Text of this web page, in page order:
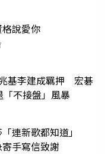
說愛你
基李建成羈押 宏碁
不接盤」風暴
連新歌都知道」
手寫信致謝